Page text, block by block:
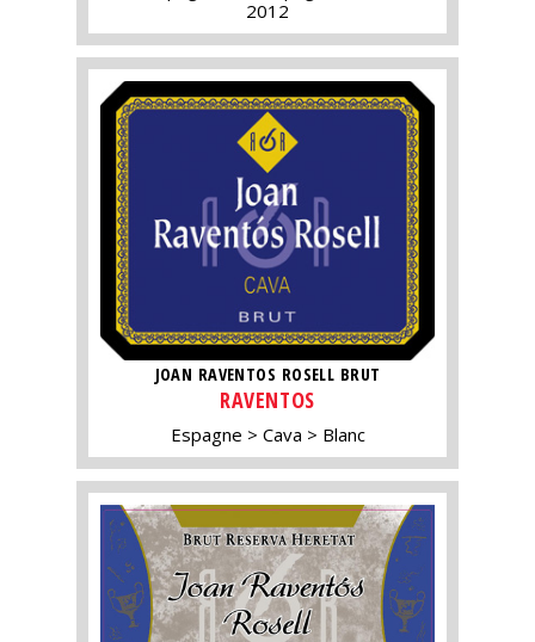
2012
JOAN RAVENTOS ROSELL BRUT
RAVENTOS
Espagne Cava Blanc